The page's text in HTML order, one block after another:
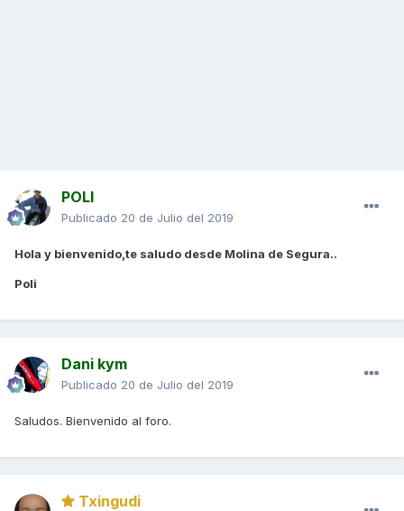
POLI
Publicado 20 de Julio del 2019
Hola y bienvenido,te saludo desde Molina de Segura..
Poli
Dani kym
Publicado 20 de Julio del 2019
Saludos. Bienvenido al foro.
Txingudi